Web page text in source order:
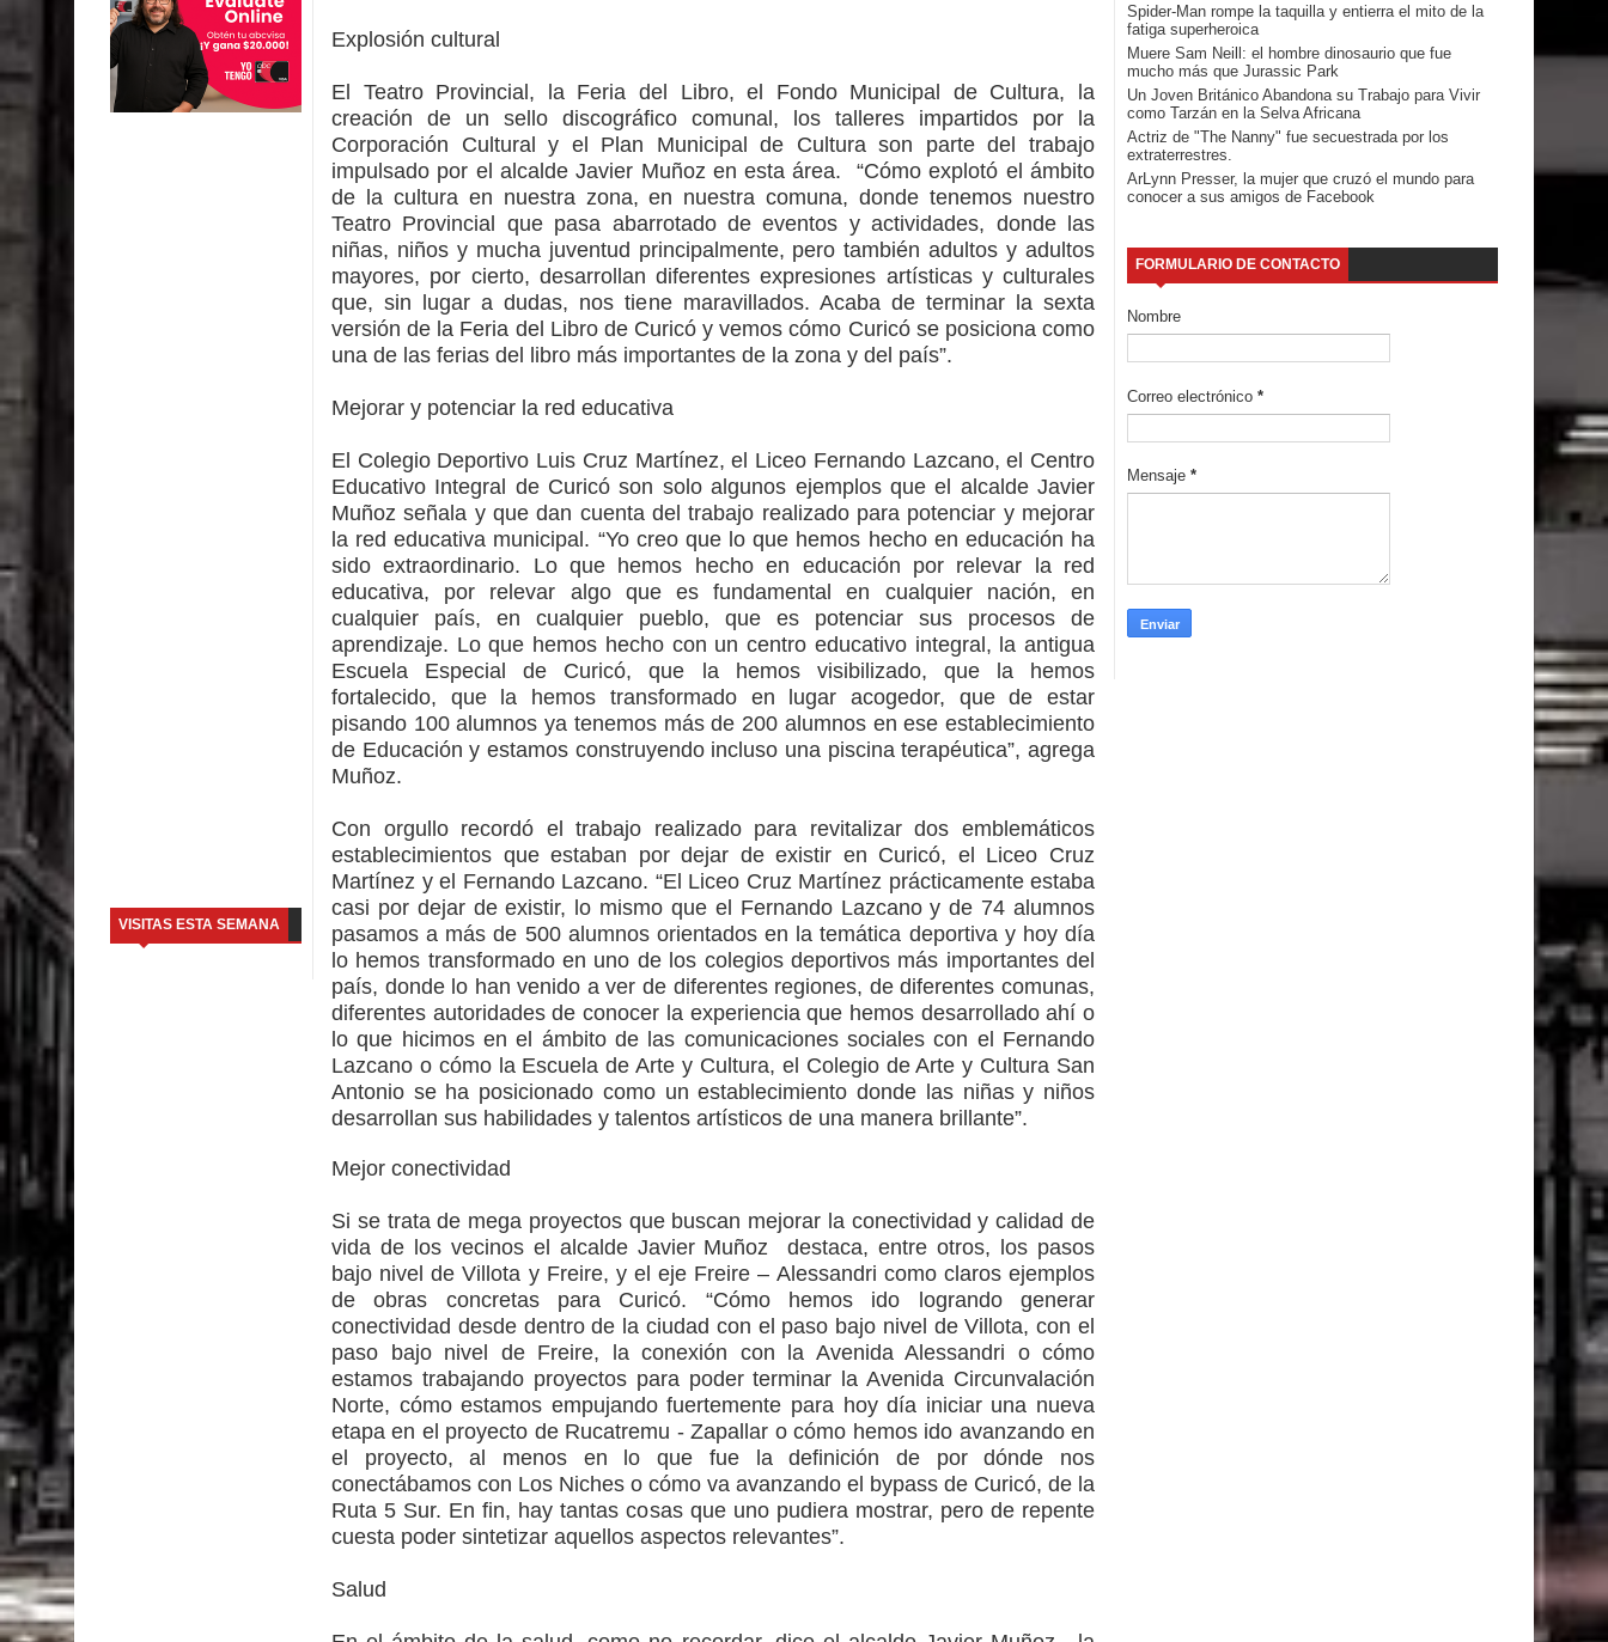
VISITAS ESTA SEMANA
Explosión cultural
El Teatro Provincial, la Feria del Libro, el Fondo Municipal de Cultura, la
creación de un sello discográfico comunal, los talleres impartidos por la
Corporación Cultural y el Plan Municipal de Cultura son parte del trabajo
impulsado por el alcalde Javier Muñoz en esta área. “Cómo explotó el ámbito
de la cultura en nuestra zona, en nuestra comuna, donde tenemos nuestro
Teatro Provincial que pasa abarrotado de eventos y actividades, donde las
niñas, niños y mucha juventud principalmente, pero también adultos y adultos
mayores, por cierto, desarrollan diferentes expresiones artísticas y culturales
que, sin lugar a dudas, nos tiene maravillados. Acaba de terminar la sexta
versión de la Feria del Libro de Curicó y vemos cómo Curicó se posiciona como
una de las ferias del libro más importantes de la zona y del país”.
Mejorar y potenciar la red educativa
El Colegio Deportivo Luis Cruz Martínez, el Liceo Fernando Lazcano, el Centro
Educativo Integral de Curicó son solo algunos ejemplos que el alcalde Javier
Muñoz señala y que dan cuenta del trabajo realizado para potenciar y mejorar
la red educativa municipal. “Yo creo que lo que hemos hecho en educación ha
sido extraordinario. Lo que hemos hecho en educación por relevar la red
educativa, por relevar algo que es fundamental en cualquier nación, en
cualquier país, en cualquier pueblo, que es potenciar sus procesos de
aprendizaje. Lo que hemos hecho con un centro educativo integral, la antigua
Escuela Especial de Curicó, que la hemos visibilizado, que la hemos
fortalecido, que la hemos transformado en lugar acogedor, que de estar
pisando 100 alumnos ya tenemos más de 200 alumnos en ese establecimiento
de Educación y estamos construyendo incluso una piscina terapéutica”, agrega
Muñoz.
Con orgullo recordó el trabajo realizado para revitalizar dos emblemáticos
establecimientos que estaban por dejar de existir en Curicó, el Liceo Cruz
Martínez y el Fernando Lazcano. “El Liceo Cruz Martínez prácticamente estaba
casi por dejar de existir, lo mismo que el Fernando Lazcano y de 74 alumnos
pasamos a más de 500 alumnos orientados en la temática deportiva y hoy día
lo hemos transformado en uno de los colegios deportivos más importantes del
país, donde lo han venido a ver de diferentes regiones, de diferentes comunas,
diferentes autoridades de conocer la experiencia que hemos desarrollado ahí o
lo que hicimos en el ámbito de las comunicaciones sociales con el Fernando
Lazcano o cómo la Escuela de Arte y Cultura, el Colegio de Arte y Cultura San
Antonio se ha posicionado como un establecimiento donde las niñas y niños
desarrollan sus habilidades y talentos artísticos de una manera brillante”.
Mejor conectividad
Si se trata de mega proyectos que buscan mejorar la conectividad y calidad de
vida de los vecinos el alcalde Javier Muñoz destaca, entre otros, los pasos
bajo nivel de Villota y Freire, y el eje Freire – Alessandri como claros ejemplos
de obras concretas para Curicó. “Cómo hemos ido logrando generar
conectividad desde dentro de la ciudad con el paso bajo nivel de Villota, con el
paso bajo nivel de Freire, la conexión con la Avenida Alessandri o cómo
estamos trabajando proyectos para poder terminar la Avenida Circunvalación
Norte, cómo estamos empujando fuertemente para hoy día iniciar una nueva
etapa en el proyecto de Rucatremu - Zapallar o cómo hemos ido avanzando en
el proyecto, al menos en lo que fue la definición de por dónde nos
conectábamos con Los Niches o cómo va avanzando el bypass de Curicó, de la
Ruta 5 Sur. En fin, hay tantas cosas que uno pudiera mostrar, pero de repente
cuesta poder sintetizar aquellos aspectos relevantes”.
Salud
Spider-Man rompe la taquilla y entierra el mito de la
fatiga superheroica
Muere Sam Neill: el hombre dinosaurio que fue
mucho más que Jurassic Park
Un Joven Británico Abandona su Trabajo para Vivir
como Tarzán en la Selva Africana
Actriz de "The Nanny" fue secuestrada por los
extraterrestres.
ArLynn Presser, la mujer que cruzó el mundo para
conocer a sus amigos de Facebook
FORMULARIO DE CONTACTO
Nombre
Correo electrónico *
Mensaje *